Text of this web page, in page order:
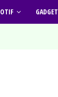
GADGET